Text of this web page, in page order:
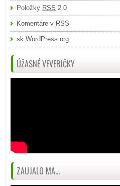
Položky RSS 2.0
Komentáre v RSS
sk.WordPress.org
ÚŽASNÉ VEVERIČKY
ZAUJALO MA...